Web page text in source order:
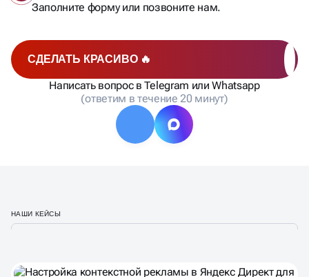
СДЕЛАТЬ КРАСИВО 🔥
Написать вопрос в Telegram или Whatsapp
(ответим в течение 20 минут)
Заполните форму или позвоните нам.
НАШИ КЕЙСЫ